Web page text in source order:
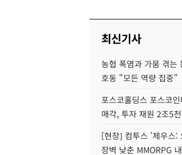
최신기사
농협 폭염과 가뭄 겪는
호동 "모든 역량 집중"
포스코홀딩스 포스코
매각, 투자 재원 2조5
[현장] 컴투스 '제우스:
장벽 낮춘 MMORPG